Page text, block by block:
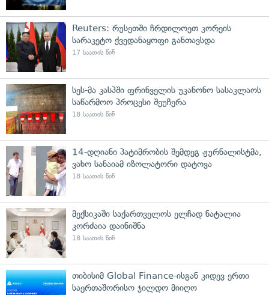
Reuters: რუსეთში ჩრდილოეთ კორეის
სარაკეტო ქვედანაყოფი განთავსდა
17 საათის წინ
სეს-მა კასპში ფრინველის უკანონო სასაკლაოს
საწარმოო პროცესი შეუჩერა
18 საათის წინ
14-დღიანი პატიმრობის შემდეგ ჟურნალისტმა,
ვახო სანაიამ იზოლატორი დატოვა
18 საათის წინ
მექსიკაში საქართველოს ელჩად ნატალია
კორძაია დაინიშნა
18 საათის წინ
თიბისიმ Global Finance-ისგან კიდევ ერთი
საერთაშორისო ჯილდო მიიღო